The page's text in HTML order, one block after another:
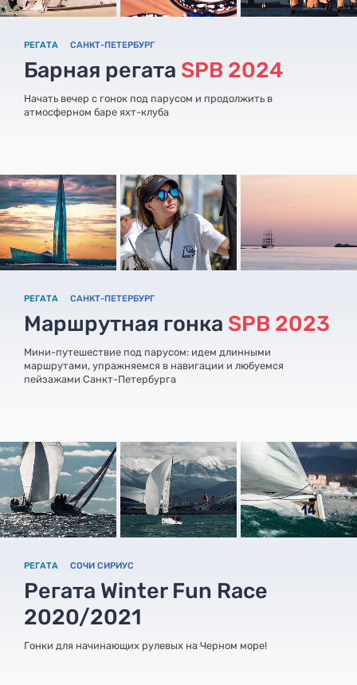
РЕГАТА САНКТ-ПЕТЕРБУРГ
Барная регата SPB 2024
Начать вечер с гонок под парусом и продолжить в
атмосферном баре яхт-клуба
РЕГАТА САНКТ-ПЕТЕРБУРГ
Маршрутная гонка SPB 2023
Мини-путешествие под парусом: идем длинными
маршрутами, упражняемся в навигации и любуемся
пейзажами Санкт-Петербурга
РЕГАТА СОЧИ СИРИУС
Регата Winter Fun Race
2020/2021
Гонки для начинающих рулевых на Черном море!